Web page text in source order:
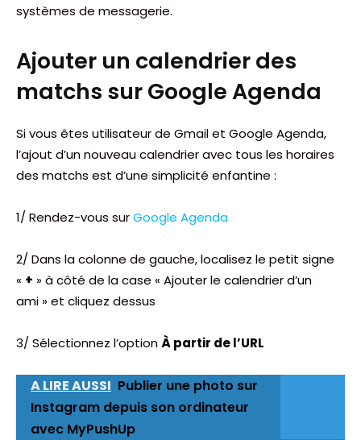
systèmes de messagerie.
Ajouter un calendrier des
matchs sur Google Agenda
Si vous êtes utilisateur de Gmail et Google Agenda,
l’ajout d’un nouveau calendrier avec tous les horaires
des matchs est d’une simplicité enfantine :
1/ Rendez-vous surGoogle Agenda
2/ Dans la colonne de gauche, localisez le petit signe
« + » à côté de la case « Ajouter le calendrier d’un
ami » et cliquez dessus
3/ Sélectionnez l’optionÀ partir de l’URL
A LIRE AUSSI Publier une photo sur
Instagram depuis son ordinateur
avec MyPushUp